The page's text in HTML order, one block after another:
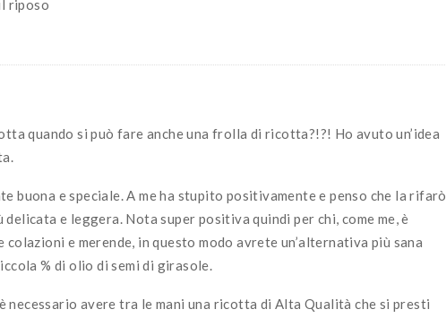
riposo
quando si può fare anche una frolla di ricotta?!?! Ho avuto un’idea
buona e speciale. A me ha stupito positivamente e penso che la rifarò
delicata e leggera. Nota super positiva quindi per chi, come me, è
e merende, in questo modo avrete un’alternativa più sana
% di olio di semi di girasole.
necessario avere tra le mani una ricotta di Alta Qualità che si presti